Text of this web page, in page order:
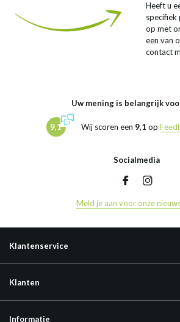
Heeft u
specifiek
op met
een van
contact
Uw mening is belangrijk
9,1 Wij scoren een 9,1 op
Socialmedia
Meld je aan voor onze
Klantenservice
Klanten
Informatie